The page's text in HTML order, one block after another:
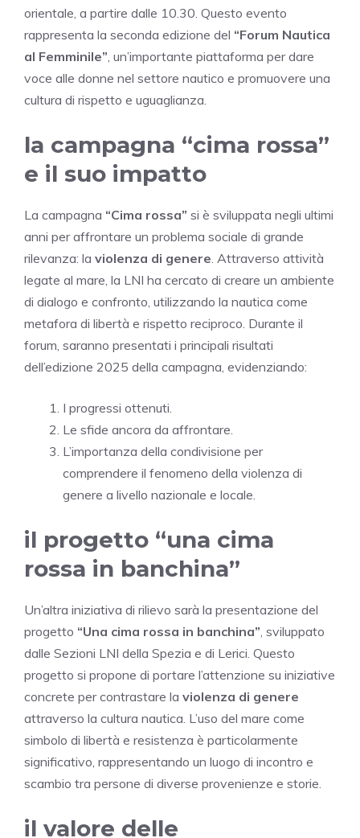
orientale, a partire dalle 10.30. Questo evento
rappresenta la seconda edizione del “Forum Nautica
al Femminile” , un’importante piattaforma per dare
voce alle donne nel settore nautico e promuovere una
cultura di rispetto e uguaglianza.
la campagna “cima rossa”
e il suo impatto
La campagna “Cima rossa” si è sviluppata negli ultimi
anni per affrontare un problema sociale di grande
rilevanza: la violenza di genere . Attraverso attività
legate al mare, la LNI ha cercato di creare un ambiente
di dialogo e confronto, utilizzando la nautica come
metafora di libertà e rispetto reciproco. Durante il
forum, saranno presentati i principali risultati
dell’edizione 2025 della campagna, evidenziando:
I progressi ottenuti.
Le sfide ancora da affrontare.
L’importanza della condivisione per
comprendere il fenomeno della violenza di
genere a livello nazionale e locale.
il progetto “una cima
rossa in banchina”
Un’altra iniziativa di rilievo sarà la presentazione del
progetto “Una cima rossa in banchina” , sviluppato
dalle Sezioni LNI della Spezia e di Lerici. Questo
progetto si propone di portare l’attenzione su iniziative
concrete per contrastare la violenza di genere
attraverso la cultura nautica. L’uso del mare come
simbolo di libertà e resistenza è particolarmente
significativo, rappresentando un luogo di incontro e
scambio tra persone di diverse provenienze e storie.
il valore delle